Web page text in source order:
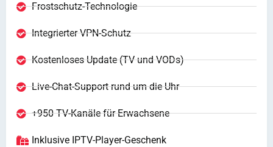
Frostschutz-Technologie
Integrierter VPN-Schutz
Kostenloses Update (TV und VODs)
Live-Chat-Support rund um die Uhr
+950 TV-Kanäle für Erwachsene
Inklusive IPTV-Player-Geschenk